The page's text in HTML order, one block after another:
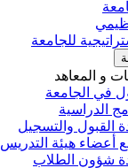
للجامعة
و المعاهد
في الجامعة
الدراسية
القبول والتسجيل
أعضاء هيئة التدريس
شؤون الطلاب